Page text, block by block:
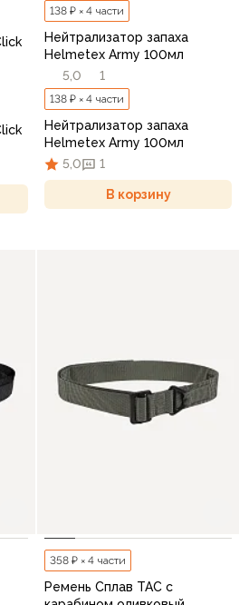
138 ₽ × 4 части
Нейтрализатор запаха
Helmetex Army 100мл
5,0
1
138 ₽ × 4 части
Нейтрализатор запаха
Helmetex Army 100мл
5,0
1
В корзину
358 ₽ × 4 части
Ремень Сплав TAC с